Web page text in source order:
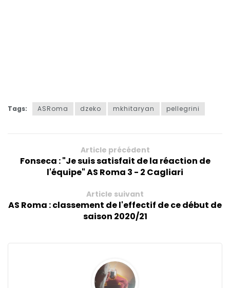
Tags: ASRoma dzeko mkhitaryan pellegrini
Article précédent
Fonseca : "Je suis satisfait de la réaction de
l'équipe" AS Roma 3 - 2 Cagliari
Article suivant
AS Roma : classement de l'effectif de ce début de
saison 2020/21